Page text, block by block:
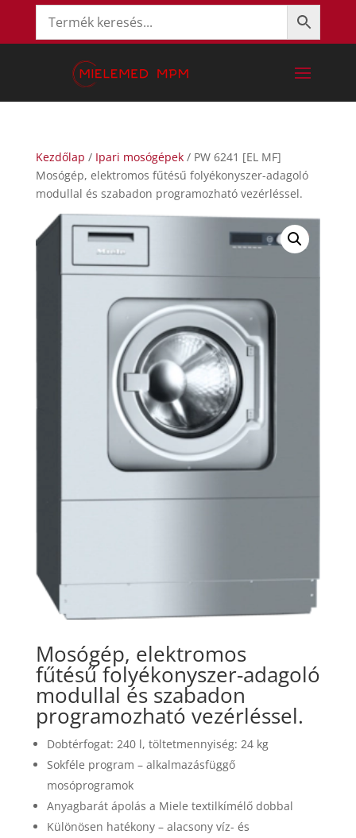
Kezdőlap / Ipari mosógépek/ PW 6241 [EL MF]
Mosógép, elektromos fűtésű folyékonyszer-adagoló
modullal és szabadon programozható vezérléssel.
Mosógép, elektromos
fűtésűfolyékonyszer-adagoló
modullal és szabadon
programozható vezérléssel.
Dobtérfogat: 240 l, töltetmennyiség: 24 kg
Sokféle program – alkalmazásfüggő
mosóprogramok
Anyagbarát ápolás a Miele textilkímélő dobbal
Különösen hatékony – alacsony víz- és